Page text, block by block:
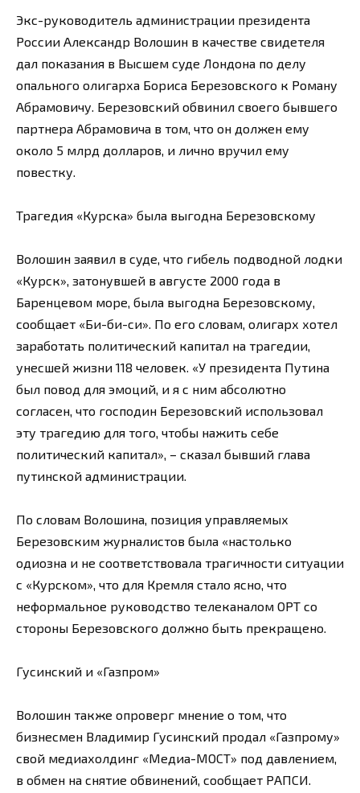
Экс-руководитель администрации президента
России Александр Волошин в качестве свидетеля
дал показания в Высшем суде Лондона по делу
опального олигарха Бориса Березовского к Роману
Абрамовичу. Березовский обвинил своего бывшего
партнера Абрамовича в том, что он должен ему
около 5 млрд долларов, и лично вручил ему
повестку.
Трагедия «Курска» была выгодна Березовскому
Волошин заявил в суде, что гибель подводной лодки
«Курск», затонувшей в августе 2000 года в
Баренцевом море, была выгодна Березовскому,
сообщает «Би-би-си». По его словам, олигарх хотел
заработать политический капитал на трагедии,
унесшей жизни 118 человек. «У президента Путина
был повод для эмоций, и я с ним абсолютно
согласен, что господин Березовский использовал
эту трагедию для того, чтобы нажить себе
политический капитал», – сказал бывший глава
путинской администрации.
По словам Волошина, позиция управляемых
Березовским журналистов была «настолько
одиозна и не соответствовала трагичности ситуации
с «Курском», что для Кремля стало ясно, что
неформальное руководство телеканалом ОРТ со
стороны Березовского должно быть прекращено.
Гусинский и «Газпром»
Волошин также опроверг мнение о том, что
бизнесмен Владимир Гусинский продал «Газпрому»
свой медиахолдинг «Медиа-МОСТ» под давлением,
в обмен на снятие обвинений, сообщает РАПСИ.